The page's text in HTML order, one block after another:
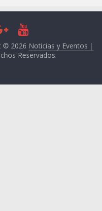
© 2026 Noticias y Eventos |
Reservados.